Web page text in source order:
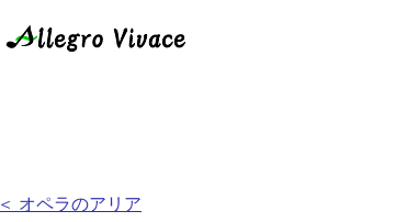
＜ オペラのアリア